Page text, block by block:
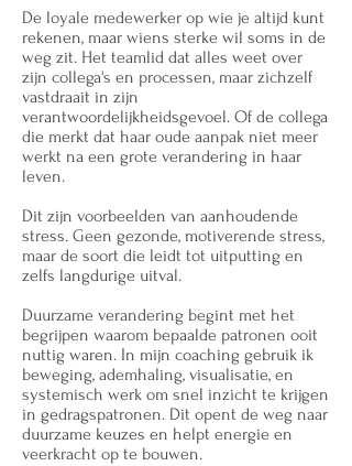
De loyale medewerker op wie je altijd kunt
rekenen, maar wiens sterke wil soms in de
weg zit. Het teamlid dat alles weet over
zijn collega's en processen, maar zichzelf
vastdraait in zijn
verantwoordelijkheidsgevoel. Of de collega
die merkt dat haar oude aanpak niet meer
werkt na een grote verandering in haar
leven.
Dit zijn voorbeelden van aanhoudende
stress. Geen gezonde, motiverende stress,
maar de soort die leidt tot uitputting en
zelfs langdurige uitval.
Duurzame verandering begint met het
begrijpen waarom bepaalde patronen ooit
nuttig waren. In mijn coaching gebruik ik
beweging, ademhaling, visualisatie, en
systemisch werk om snel inzicht te krijgen
in gedragspatronen. Dit opent de weg naar
duurzame keuzes en helpt energie en
veerkracht op te bouwen.